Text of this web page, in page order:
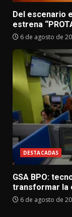
Del escenario
estrena
6 de agosto de
DESTACADAS
GSA BPO:
transformar la
6 de agosto de